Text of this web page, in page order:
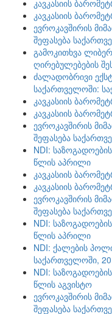
კავკასიის
კავკასიის
ევროკავშირის
შეფასება
გამოკითხვა
ღირებულებების
ძალადობრივი
საქართველოში:
კავკასიის
კავკასიის
ევროკავშირის
შეფასება
NDI:
წლის აპრილი
კავკასიის
კავკასიის
ევროკავშირის
შეფასება
NDI:
წლის აპრილი
NDI: ქალების
საქართველოში,
NDI:
წლის აგვისტო
ევროკავშირის
შეფასება